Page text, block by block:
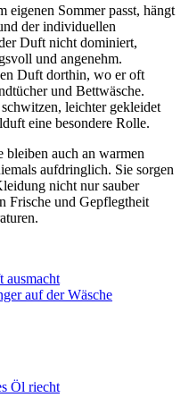
eigenen Sommer passt, hängt
der individuellen
Duft nicht dominiert,
und angenehm.
Duft dorthin, wo er oft
und Bettwäsche.
leichter gekleidet
eine besondere Rolle.
auch an warmen
aufdringlich. Sie sorgen
nicht nur sauber
Frische und Gepflegtheit
ausmacht
auf der Wäsche